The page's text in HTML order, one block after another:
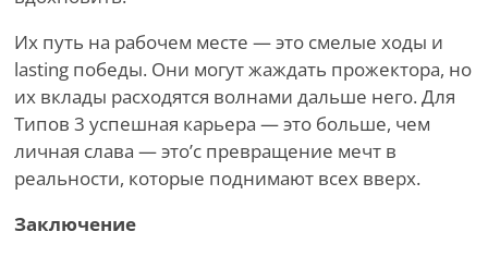
Их путь на рабочем месте — это смелые ходы и
lasting победы. Они могут жаждать прожектора, но
их вклады расходятся волнами дальше него. Для
Типов 3 успешная карьера — это больше, чем
личная слава — это’с превращение мечт в
реальности, которые поднимают всех вверх.
Заключение